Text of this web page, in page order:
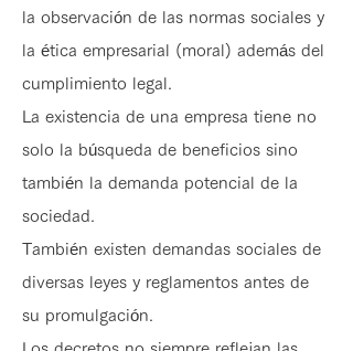
la observación de las normas sociales y
la ética empresarial (moral) además del
cumplimiento legal.
La existencia de una empresa tiene no
solo la búsqueda de beneficios sino
también la demanda potencial de la
sociedad.
También existen demandas sociales de
diversas leyes y reglamentos antes de
su promulgación.